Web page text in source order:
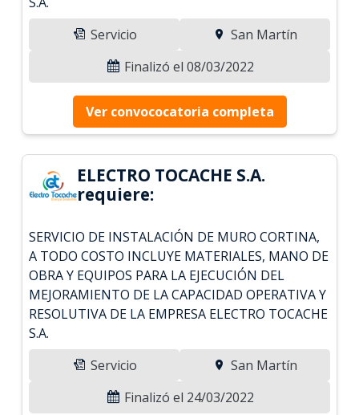
Servicio
San Martín
Finalizó el 08/03/2022
Ver convococatoria completa
ELECTRO TOCACHE S.A.
requiere:
SERVICIO DE INSTALACIÓN DE MURO CORTINA,
A TODO COSTO INCLUYE MATERIALES, MANO DE
OBRA Y EQUIPOS PARA LA EJECUCIÓN DEL
MEJORAMIENTO DE LA CAPACIDAD OPERATIVA Y
RESOLUTIVA DE LA EMPRESA ELECTRO TOCACHE
S.A.
Servicio
San Martín
Finalizó el 24/03/2022